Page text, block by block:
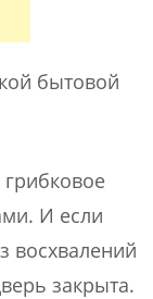
бытовой
И если
восхвалений
закрыта.